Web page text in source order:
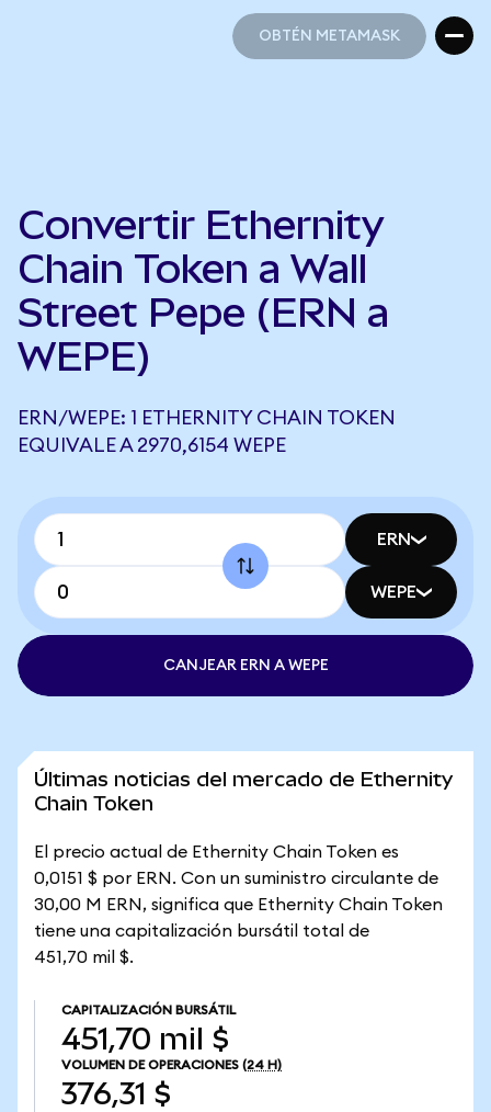
OBTÉN METAMASK
Convertir Ethernity
Chain Token a Wall
Street Pepe (ERN a
WEPE)
ERN/WEPE: 1 ETHERNITY CHAIN TOKEN
EQUIVALE A 2970,6154 WEPE
ERN
WEPE
CANJEAR ERN A WEPE
Últimas noticias del mercado de Ethernity
Chain Token
El precio actual de Ethernity Chain Token es
0,0151 $ por ERN. Con un suministro circulante de
30,00 M ERN, significa que Ethernity Chain Token
tiene una capitalización bursátil total de
451,70 mil $.
CAPITALIZACIÓN BURSÁTIL
451,70 mil $
VOLUMEN DE OPERACIONES (24 H)
376,31 $